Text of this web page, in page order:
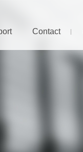
Contact